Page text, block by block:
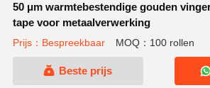
50 μm warmtebestendige gouden
tape voor metaalverwerking
Prijs：Bespreekbaar MOQ：100 rollen
Beste prijs